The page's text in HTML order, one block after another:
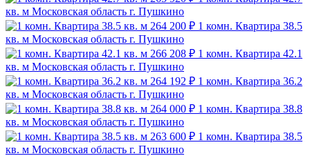
кв. м Московская область г. Пушкино
264 200 ₽ 1 комн. Квартира 38.5
кв. м Московская область г. Пушкино
266 208 ₽ 1 комн. Квартира 42.1
кв. м Московская область г. Пушкино
264 192 ₽ 1 комн. Квартира 36.2
кв. м Московская область г. Пушкино
264 000 ₽ 1 комн. Квартира 38.8
кв. м Московская область г. Пушкино
263 600 ₽ 1 комн. Квартира 38.5
кв. м Московская область г. Пушкино